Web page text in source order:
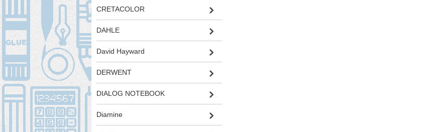
CRETACOLOR
DAHLE
David Hayward
DERWENT
DIALOG NOTEBOOK
Diamine